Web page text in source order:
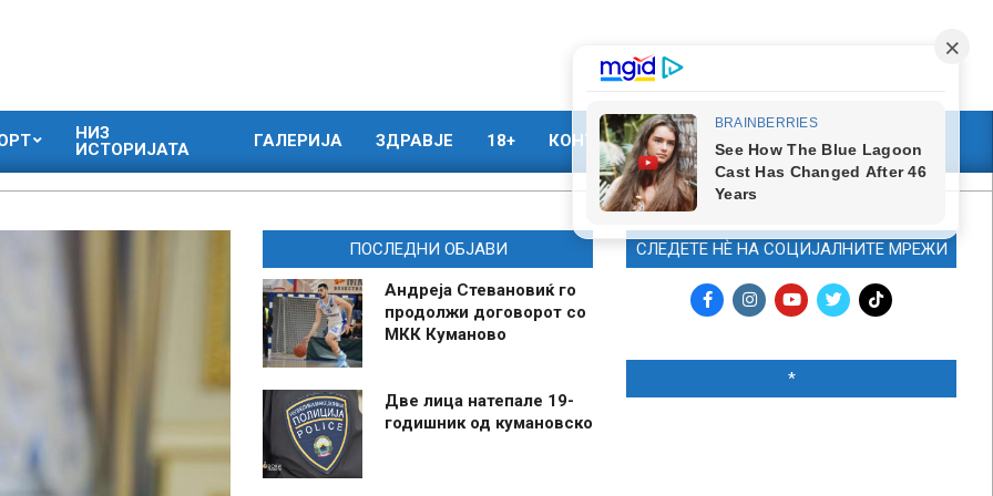
НИЗ
ИСТОРИЈАТА
ГАЛЕРИЈА ЗДРАВЈЕ 18+ КОНТАКТ МАРКЕТИНГ
ПОСЛЕДНИ ОБЈАВИ
Андреја Стевановиќ го
продолжи договорот со
МКК Куманово
Две лица натепале 19-
годишник од кумановско
СЛЕДЕТЕ НЀ НА СОЦИЈАЛНИТЕ МРЕЖИ
*